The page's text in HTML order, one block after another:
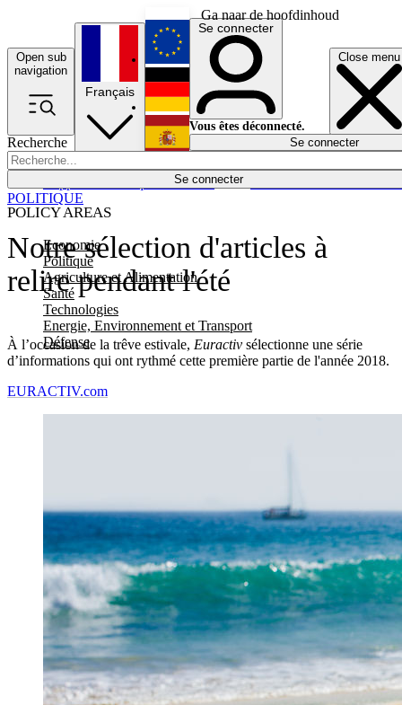
Ga naar de hoofdinhoud
Open sub
navigation
Close menu
Recherche
Se connecter
POLICY AREAS
Economie
Politique
Agriculture et Alimentation
Santé
Technologies
Energie, Environnement et Transport
Défense
Économie
Français
English
Deutsch
Español
Se connecter
Vous êtes déconnecté.
Se connecter
Notre sélection d'articles à
relire pendant l'été
À l’occasion de la trêve estivale, Euractiv sélectionne une série
d’informations qui ont rythmé cette première partie de l'année 2018.
POLITIQUE
EURACTIV.com